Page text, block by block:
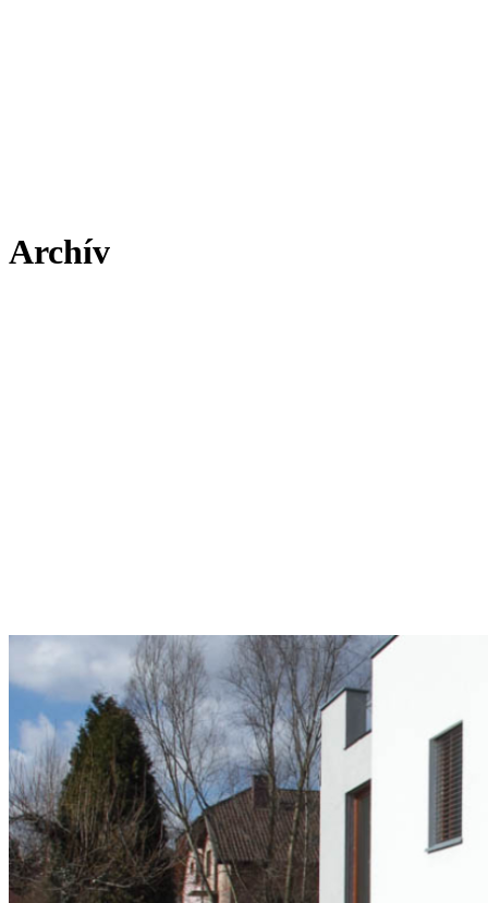
Archív